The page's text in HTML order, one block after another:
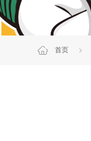
首页